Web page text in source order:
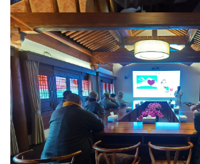
纪
录
佛
教
艺
术